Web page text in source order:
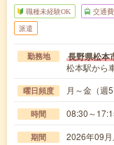
職種未経験OK 交通
派遣
勤務地 長野県松本
松本駅から
曜日頻度 月～金（
時間 08:30～
期間 2026年09